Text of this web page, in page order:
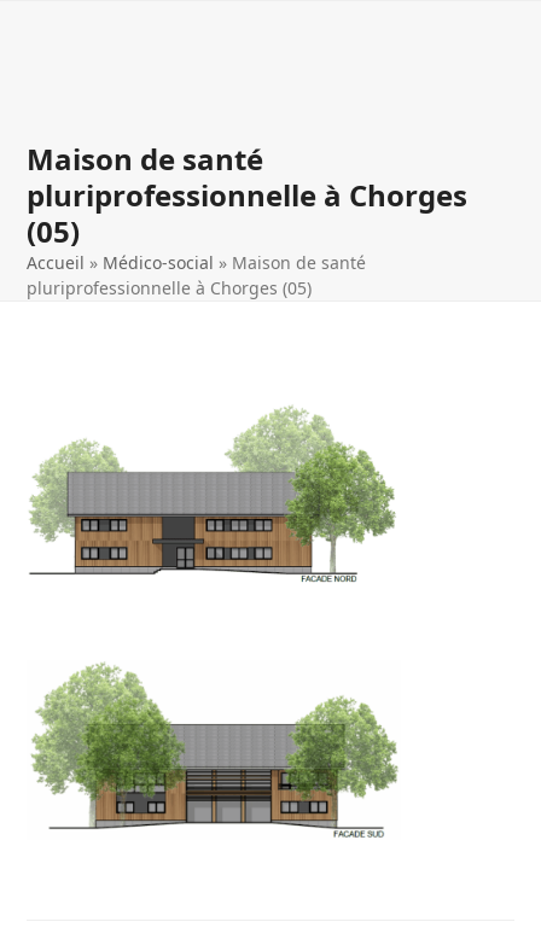
Maison de santé
pluriprofessionnelle à Chorges
(05)
Accueil » Médico-social » Maison de santé
pluriprofessionnelle à Chorges (05)